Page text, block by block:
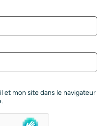
et mon site dans le navigateur